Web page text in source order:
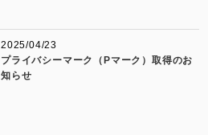
2025/04/23
プライバシーマーク（Pマーク）取得のお
知らせ